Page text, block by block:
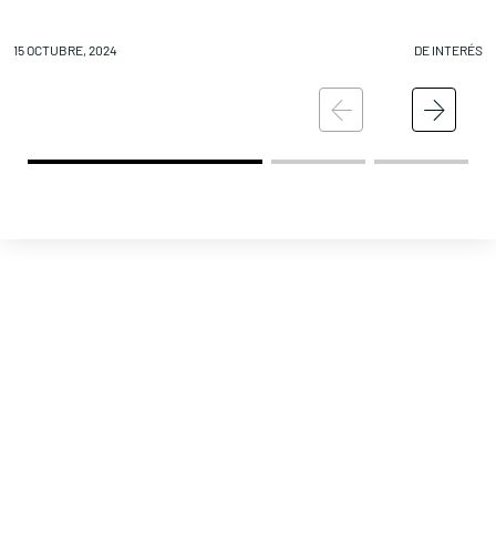
15 OCTUBRE, 2024 DE INTERÉS